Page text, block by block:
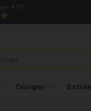
Dünger